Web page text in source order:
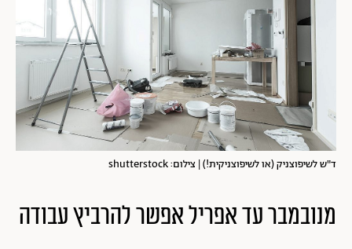
ד"ש לשיפוצניק (או לשיפוצניקית!) | צילום: shutterstock
מנובמבר עד אפריל אפשר להרביץ עבודה